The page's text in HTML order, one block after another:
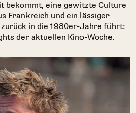
bekommt, eine gewitzte Culture
Frankreich und ein lässiger
in die 1980er-Jahre führt:
der aktuellen Kino-Woche.